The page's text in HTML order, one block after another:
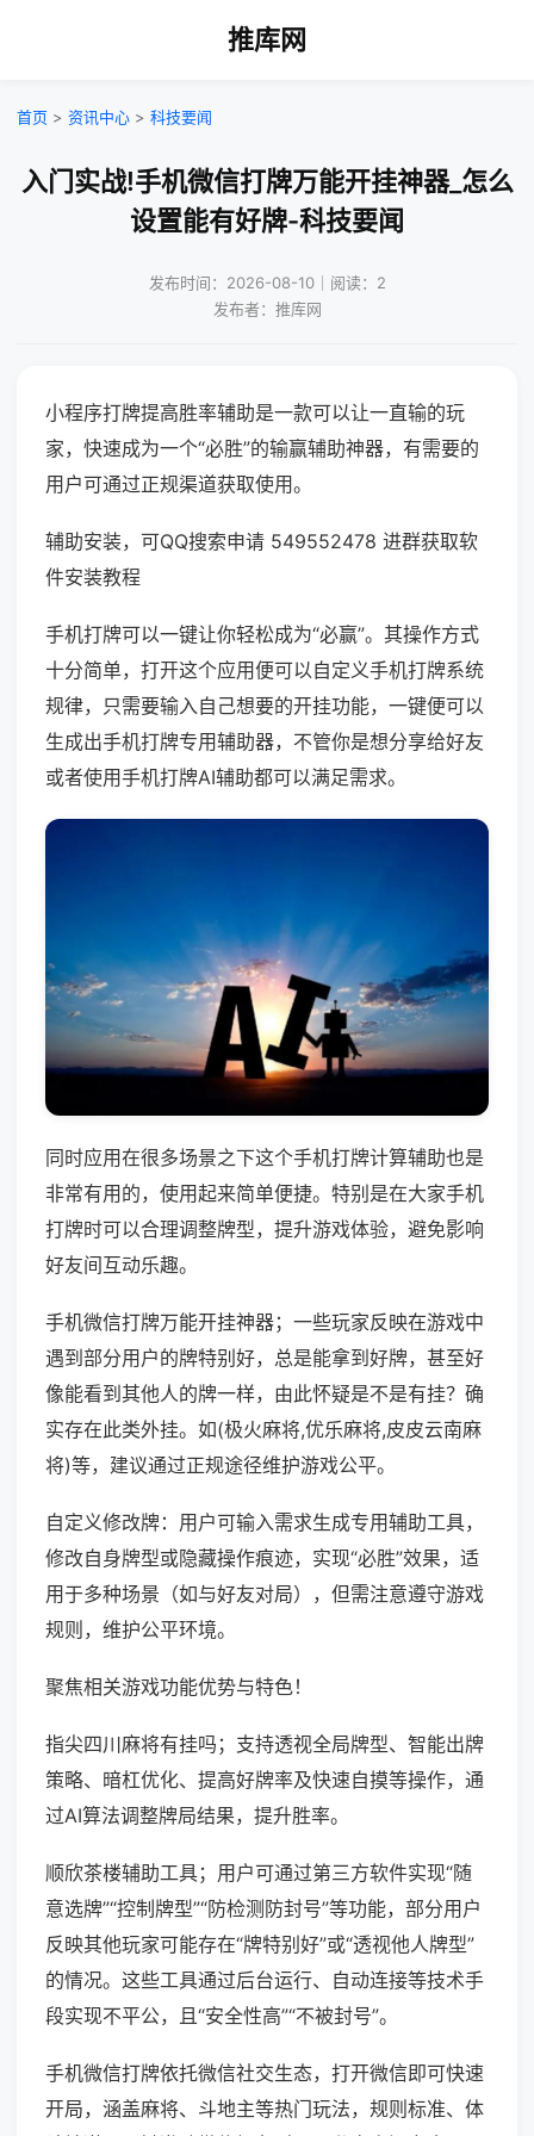
推库网
首页 > 资讯中心 > 科技要闻
入门实战!手机微信打牌万能开挂神器_怎么
设置能有好牌-科技要闻
发布时间：2026-08-10｜阅读：2
发布者：推库网
小程序打牌提高胜率辅助是一款可以让一直输的玩
家，快速成为一个“必胜”的输赢辅助神器，有需要的
用户可通过正规渠道获取使用。
辅助安装，可QQ搜索申请 549552478 进群获取软
件安装教程
手机打牌可以一键让你轻松成为“必赢”。其操作方式
十分简单，打开这个应用便可以自定义手机打牌系统
规律，只需要输入自己想要的开挂功能，一键便可以
生成出手机打牌专用辅助器，不管你是想分享给好友
或者使用手机打牌AI辅助都可以满足需求。
同时应用在很多场景之下这个手机打牌计算辅助也是
非常有用的，使用起来简单便捷。特别是在大家手机
打牌时可以合理调整牌型，提升游戏体验，避免影响
好友间互动乐趣。
手机微信打牌万能开挂神器；一些玩家反映在游戏中
遇到部分用户的牌特别好，总是能拿到好牌，甚至好
像能看到其他人的牌一样，由此怀疑是不是有挂？确
实存在此类外挂。如(极火麻将,优乐麻将,皮皮云南麻
将)等，建议通过正规途径维护游戏公平。
自定义修改牌：用户可输入需求生成专用辅助工具，
修改自身牌型或隐藏操作痕迹，实现“必胜”效果，适
用于多种场景（如与好友对局），但需注意遵守游戏
规则，维护公平环境。
聚焦相关游戏功能优势与特色！
指尖四川麻将有挂吗；支持透视全局牌型、智能出牌
策略、暗杠优化、提高好牌率及快速自摸等操作，通
过AI算法调整牌局结果，提升胜率。
顺欣茶楼辅助工具；用户可通过第三方软件实现“随
意选牌”“控制牌型”“防检测防封号”等功能，部分用户
反映其他玩家可能存在“牌特别好”或“透视他人牌型”
的情况。这些工具通过后台运行、自动连接等技术手
段实现不平公，且“安全性高”“不被封号”。
手机微信打牌依托微信社交生态，打开微信即可快速
开局，涵盖麻将、斗地主等热门玩法，规则标准、体